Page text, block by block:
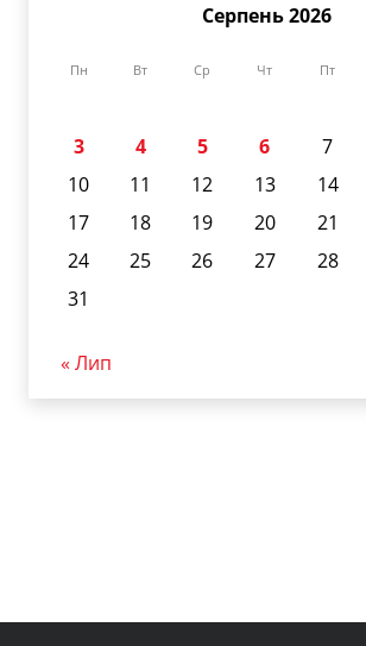
Серпень 2026
Пн Вт Ср Чт Пт
3
4 5 6 7
10
11 12 13 14
17
18 19 20 21
24
25 26 27 28
31
« Лип